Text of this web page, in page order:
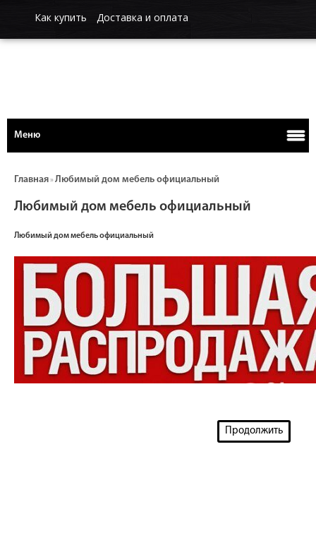
Как купить Доставка и оплата
Меню
Главная»Любимый дом мебель официальный
Любимый дом мебель официальный
Любимый дом мебель официальный
Продолжить